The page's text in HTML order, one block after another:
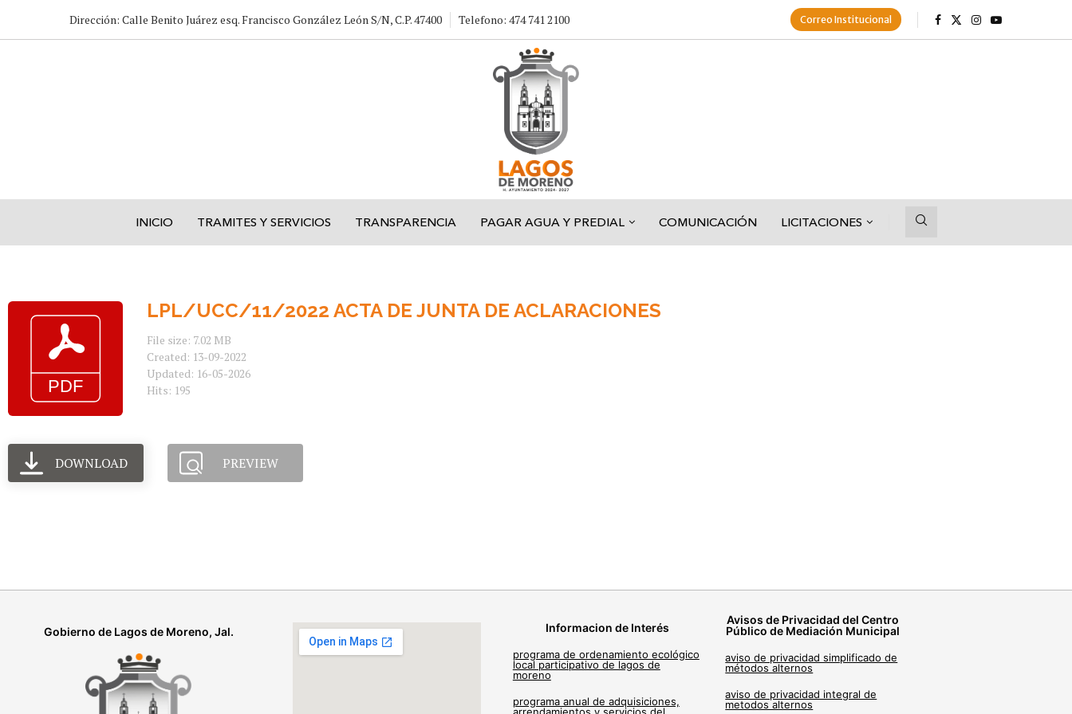
Dirección: Calle Benito Juárez esq. Francisco González León S/N, C.P. 47400 Telefono: 474 741 2100 Correo Institucional
INICIO TRAMITES Y SERVICIOS TRANSPARENCIA PAGAR AGUA Y PREDIAL COMUNICACIÓN LICITACIONES
LPL/UCC/11/2022 ACTA DE JUNTA DE ACLARACIONES
File size: 7.02 MB
Created: 13-09-2022
Updated: 16-05-2026
Hits: 195
DOWNLOAD PREVIEW
Gobierno de Lagos de Moreno, Jal. Informacion de Interés
programa de ordenamiento ecológico
local participativo de lagos de
moreno
programa anual de adquisiciones,
Avisos de Privacidad del Centro
Público de Mediación Municipal
aviso de privacidad simplificado de
métodos alternos
aviso de privacidad integral de
metodos alternos